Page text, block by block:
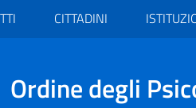
CITTADINI
Ordine degli